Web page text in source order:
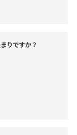
りですか？